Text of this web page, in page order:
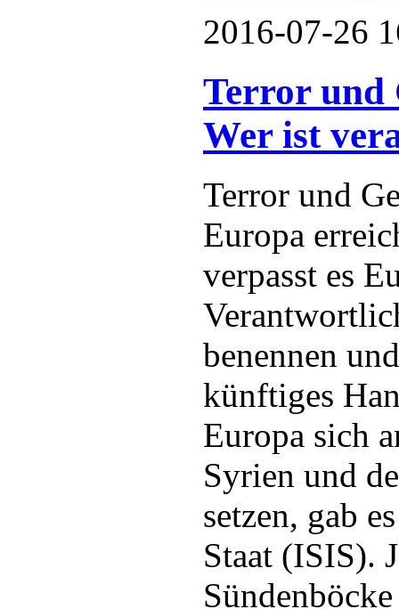
2016-07-26
Terror und
Wer ist
Terror und
Europa
verpasst es
benennen
künftiges
Europa sich
Syrien und
setzen, gab
Staat (ISIS).